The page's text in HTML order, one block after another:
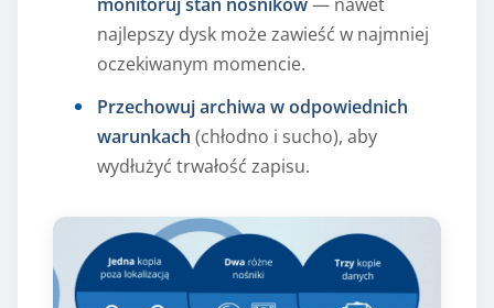
najlepszy dysk może zawieść w najmniej
oczekiwanym momencie.
Przechowuj archiwa w odpowiednich
warunkach (chłodno i sucho), aby
wydłużyć trwałość zapisu.